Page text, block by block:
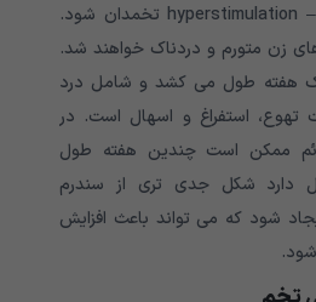
باعث سندرم هیپرکیسم – hyperstimulation تخمدان شود.
زن متورم و دردناک خواهند شد.
هفته طول می کشد و شامل درد
استفراغ و اسهال است. در
ممکن است چندین هفته طول
دارد شکل جدی تری از سندرم
شود که می تواند باعث افزایش